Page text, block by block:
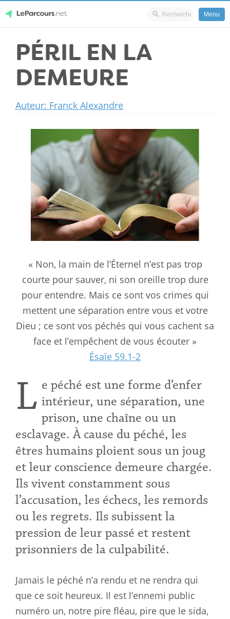
content
LeParcours.net
Menu
PÉRIL EN LA
DEMEURE
Auteur: Franck Alexandre
« Non, la main de l’Éternel n’est pas trop
courte pour sauver, ni son oreille trop dure
pour entendre. Mais ce sont vos crimes qui
mettent une séparation entre vous et votre
Dieu ; ce sont vos péchés qui vous cachent sa
face et l’empêchent de vous écouter »
Ésaïe 59.1-2
L e péché est une forme d’enfer
intérieur, une séparation, une
prison, une chaîne ou un
esclavage. À cause du péché, les
êtres humains ploient sous un joug
et leur conscience demeure chargée.
Ils vivent constamment sous
l’accusation, les échecs, les remords
ou les regrets. Ils subissent la
pression de leur passé et restent
prisonniers de la culpabilité.
Jamais le péché n’a rendu et ne rendra qui
que ce soit heureux. Il est l’ennemi public
numéro un, notre pire fléau, pire que le sida,